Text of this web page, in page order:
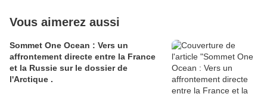
Vous aimerez aussi
Sommet One Ocean : Vers un
affrontement directe entre la France
et la Russie sur le dossier de
l'Arctique .